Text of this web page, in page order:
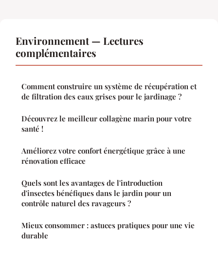
Environnement — Lectures
complémentaires
Comment construire un système de récupération et
de filtration des eaux grises pour le jardinage ?
Découvrez le meilleur collagène marin pour votre
santé !
Améliorez votre confort énergétique grâce à une
rénovation efficace
Quels sont les avantages de l'introduction
d'insectes bénéfiques dans le jardin pour un
contrôle naturel des ravageurs ?
Mieux consommer : astuces pratiques pour une vie
durable